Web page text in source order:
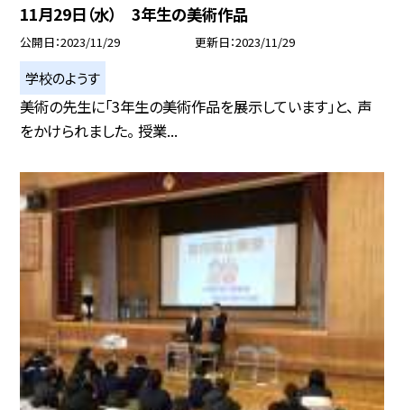
11月29日（水） 3年生の美術作品
公開日 2023/11/29 更新日 2023/11/29
学校のようす
美術の先生に「3年生の美術作品を展示しています」と、 声
をかけられました。 授業...